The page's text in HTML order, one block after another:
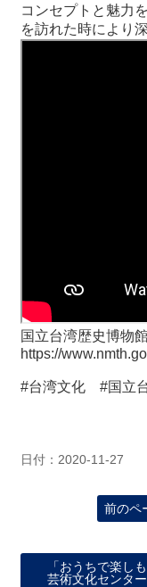
コンセプトと魅力
を訪れた時により
国立台湾歴史博物
https://
#台湾文化 #国立
日付：2020-11-27
前のペ
「おうちで楽し
芸術文化センター